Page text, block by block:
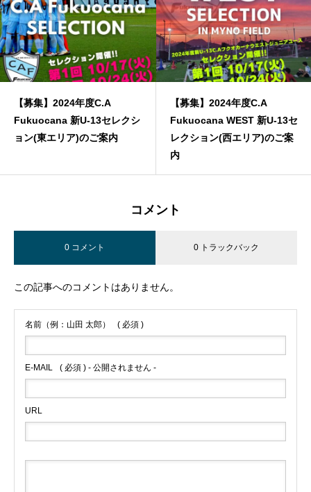
【募集】2024年度C.A
Fukuocana 新U-13セレクシ
ョン(東エリア)のご案内
【募集】2024年度C.A
Fukuocana WEST 新U-13セ
レクション(西エリア)のご案
内
コメント
0 コメント 0 トラックバック
この記事へのコメントはありません。
名前（例：山田 太郎） ( 必須 )
E-MAIL ( 必須 ) - 公開されません -
URL